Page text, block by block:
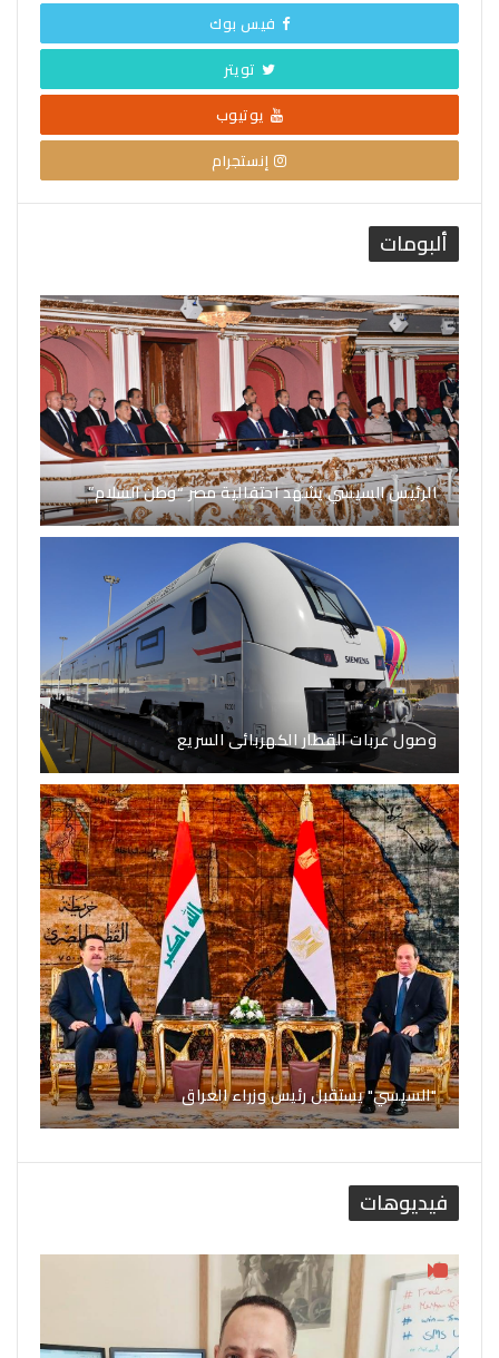
فيس بوك
تويتر
يوتيوب
إنستجرام
ألبومات
الرئيس السيسي يشهد احتفالية مصر “وطن السلام”
وصول عربات القطار الكهربائى السريع
"السيسي" يستقبل رئيس وزراء العراق
فيديوهات